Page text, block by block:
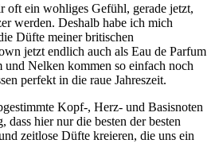
oft ein wohliges Gefühl, gerade jetzt,
werden. Deshalb habe ich mich
Düfte meiner britischen
jetzt endlich auch als Eau de Parfum
Nelken kommen so einfach noch
perfekt in die raue Jahreszeit.
Kopf-, Herz- und Basisnoten
hier nur die besten der besten
zeitlose Düfte kreieren, die uns ein